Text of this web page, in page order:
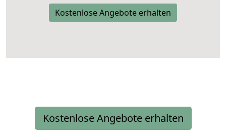
Kostenlose Angebote erhalten
Kostenlose Angebote erhalten